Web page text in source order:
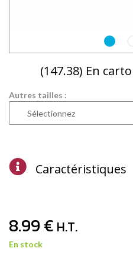
(147.38) En
Autres tailles :
Caractéristiques
8.99€ H.T.
En stock